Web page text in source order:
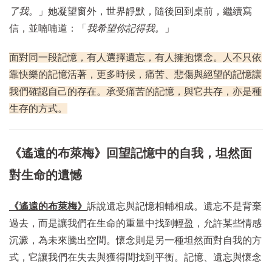
了我。
」她凝望窗外，世界靜默，隨後回到桌前，繼續寫
信，並喃喃道：「 我希望你記得我。 」
面對同一段記憶，有人選擇遺忘，有人擁抱懷念。人不只依
靠快樂的記憶活著，更多時候，痛苦、悲傷與絕望的記憶讓
我們確認自己的存在。承受痛苦的記憶，與它共存，亦是種
生存的方式。
《遙遠的布萊梅》回望記憶中的自我，坦然面
對生命的遺憾
《遙遠的布萊梅》 訴說遺忘與記憶相輔相成。遺忘不是背棄
過去，而是讓我們在生命的重量中找到輕盈，允許某些情感
沉澱，為未來騰出空間。懷念則是另一種坦然面對自我的方
式，它讓我們在失去與獲得間找到平衡。記憶、遺忘與懷念